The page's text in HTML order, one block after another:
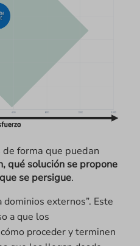
forma que puedan
qué solución se propone
se persigue.
externos”. Este
a que los
proceder y terminen